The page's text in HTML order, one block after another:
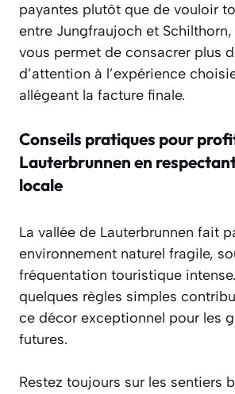
payantes plutôt que de vouloir
entre Jungfraujoch et
vous permet de consacrer plus
d’attention à l’expérience
allégeant la facture finale.
Conseils pratiques pour
Lauterbrunnen en
locale
La vallée de Lauterbrunnen fait
environnement naturel fragile,
fréquentation touristique
quelques règles simples
ce décor exceptionnel pour les
futures.
Restez toujours sur les sentiers